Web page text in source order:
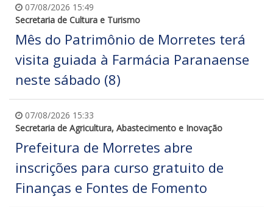
07/08/2026 15:49
Secretaria de Cultura e Turismo
Mês do Patrimônio de Morretes terá
visita guiada à Farmácia Paranaense
neste sábado (8)
07/08/2026 15:33
Secretaria de Agricultura, Abastecimento e Inovação
Prefeitura de Morretes abre
inscrições para curso gratuito de
Finanças e Fontes de Fomento